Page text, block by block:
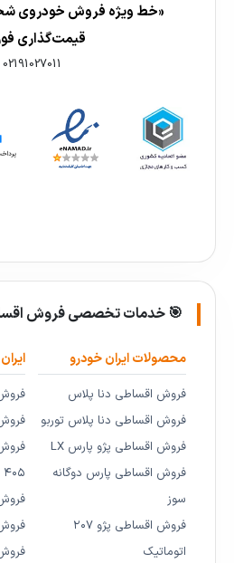
«خط ویژه فروش خودروی
قیمت‌گذاری
02191027011
🎯 خدمات تخصصی فروش
محصولات ایران خودرو
فروش اقساطی دنا پلاس
فروش اقساطی دنا پلاس توربو
فروش اقساطی پژو پارس LX
فروش اقساطی پارس دوگانه
سوز
فروش اقساطی پژو ۲۰۷
اتوماتیک
فروش
۴۰۵